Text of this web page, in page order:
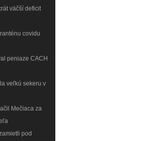
väčší deficit
covidu
peniaze CACH
veľkú sekeru v
Mečiaca za
pod